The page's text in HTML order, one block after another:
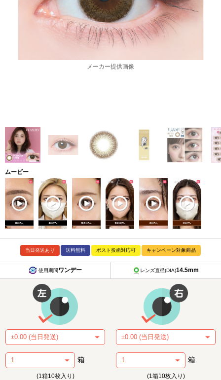
メーカー提供画像
ムービー
当日発送あり 送料無料 ポスト投函対応可 キャンペーン対象商品
使用期間ワンデー レンズ直径(DIA)14.5mm
箱
(1箱10枚入り)
箱
(1箱10枚入り)